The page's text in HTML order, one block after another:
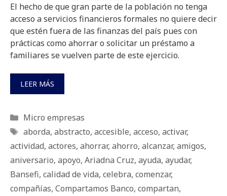
El hecho de que gran parte de la población no tenga
acceso a servicios financieros formales no quiere decir
que estén fuera de las finanzas del país pues con
prácticas como ahorrar o solicitar un préstamo a
familiares se vuelven parte de este ejercicio.
LEER MÁS
Categorías
Micro empresas
Etiquetas
aborda, abstracto, accesible, acceso, activar,
actividad, actores, ahorrar, ahorro, alcanzar, amigos,
aniversario, apoyo, Ariadna Cruz, ayuda, ayudar,
Bansefi, calidad de vida, celebra, comenzar,
compañías, Compartamos Banco, compartan,